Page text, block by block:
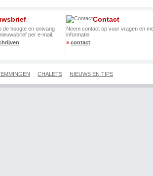
de hoogte en ontvang
per e-mail.
Contact
Neem contact op voor vragen en
informatie.
» contact
CHALETS NIEUWS EN TIPS